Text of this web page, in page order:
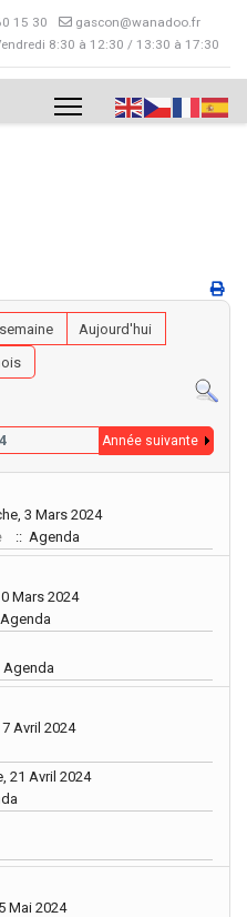
15 30
gascon@wanadoo.fr
8:30 à 12:30 / 13:30 à 17:30
Aujourd'hui
Année suivante
3 Mars 2024
:: Agenda
Mars 2024
Agenda
Avril 2024
21 Avril 2024
Mai 2024